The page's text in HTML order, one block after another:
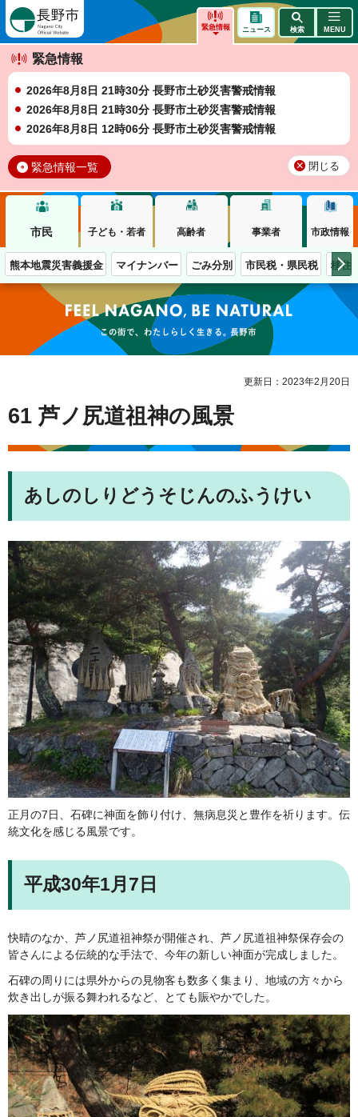
緊急情報
緊急情報
2026年8月8日 21時30分 長野市土砂災害警戒情報
2026年8月8日 21時30分 長野市土砂災害警戒情報
2026年8月8日 12時06分 長野市土砂災害警戒情報
緊急情報一覧 閉じる
ニュース 検索 MENU
市民 子ども・若者 高齢者 事業者 市政情報
熊本地震災害義援金 マイナンバー ごみ分別 市民税・県民税 移住
この街で、わたしらしく生きる。長野市
更新日：2023年2月20日
61 芦ノ尻道祖神の風景
あしのしりどうそじんのふうけい
正月の7日、石碑に神面を飾り付け、無病息災と豊作を祈ります。伝
統文化を感じる風景です。
平成30年1月7日
快晴のなか、芦ノ尻道祖神祭が開催され、芦ノ尻道祖神祭保存会の
皆さんによる伝統的な手法で、今年の新しい神面が完成しました。
石碑の周りには県外からの見物客も数多く集まり、地域の方々から
炊き出しが振る舞われるなど、とても賑やかでした。